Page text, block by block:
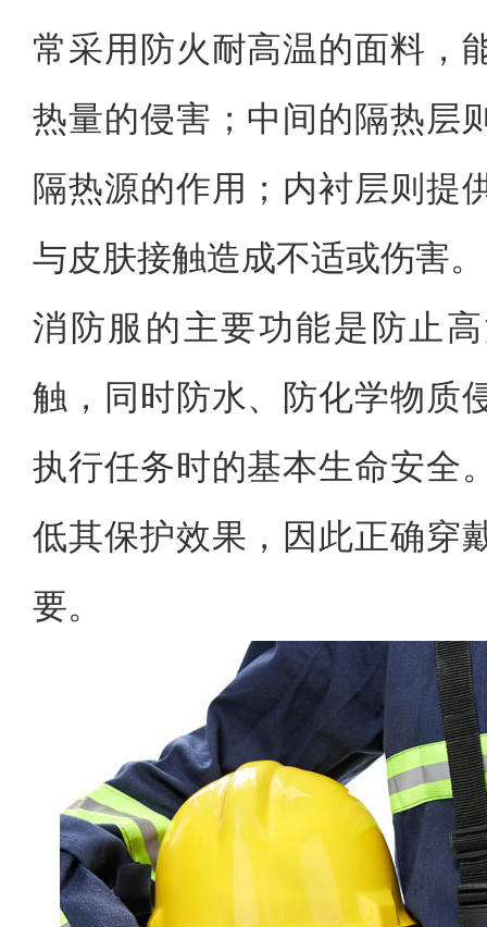
常采用防火耐高温的面料，
热量的侵害；中间的隔热层
隔热源的作用；内衬层则提
与皮肤接触造成不适或伤害。
消防服的主要功能是防止
触，同时防水、防化学物质
执行任务时的基本生命安全
低其保护效果，因此正确穿
要。